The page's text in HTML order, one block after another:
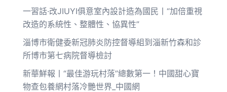
一習話·改JIUYI俱意室內設計造為國民丨“加倍重視
改造的系統性、整體性、協異性”
淄博市衛健委新冠肺炎防控督導組到淄新竹森和診
所博市第七病院督導檢討
新華鮮報丨“最佳游玩村落”總數第一！中國甜心寶
物查包養網村落冷艷世界_中國網